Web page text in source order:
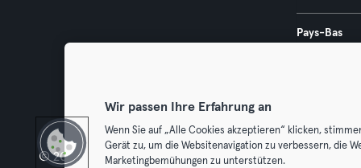
Pays-Bas
© 2026 Urban Sports Group GmbH. All rights reserved.
Wir passen Ihre Erfahrung an
Wenn Sie auf „Alle Cookies akzeptieren“ klicken,
Gerät zu, um die Websitenavigation zu verbessern, die
Marketingbemühungen zu unterstützen.